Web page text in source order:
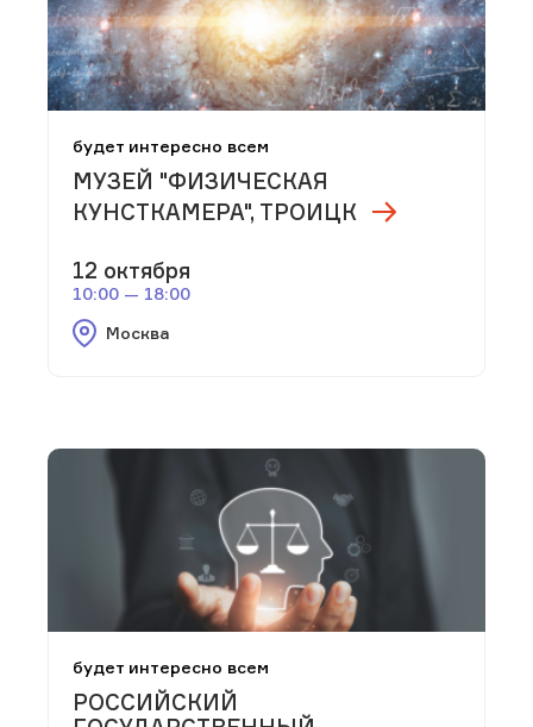
будет интересно всем
МУЗЕЙ "ФИЗИЧЕСКАЯ
КУНСТКАМЕРА", ТРОИЦК
12 октября
10:00 — 18:00
Москва
будет интересно всем
РОССИЙСКИЙ